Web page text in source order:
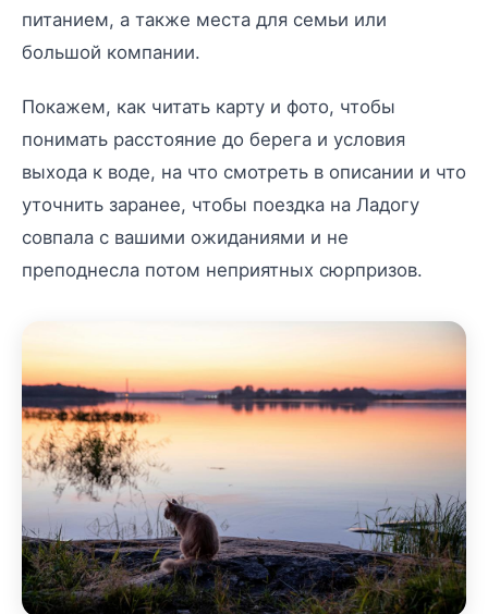
питанием, а также места для семьи или
большой компании.
Покажем, как читать карту и фото, чтобы
понимать расстояние до берега и условия
выхода к воде, на что смотреть в описании и что
уточнить заранее, чтобы поездка на Ладогу
совпала с вашими ожиданиями и не
преподнесла потом неприятных сюрпризов.